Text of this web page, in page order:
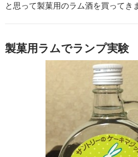
と思って製菓用のラム酒を買ってき
製菓用ラムでランプ実験